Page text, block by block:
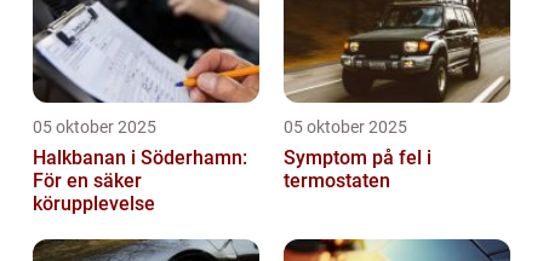
05 oktober 2025
Halkbanan i Söderhamn:
För en säker
körupplevelse
05 oktober 2025
Symptom på fel i
termostaten